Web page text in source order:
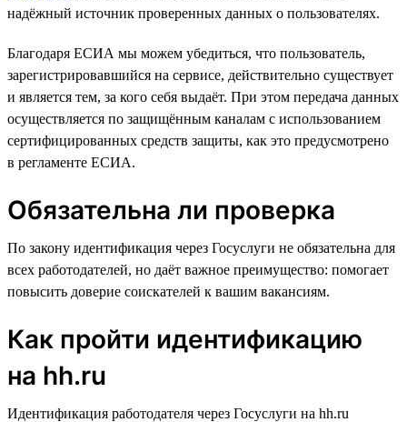
надёжный источник проверенных данных о пользователях.
Благодаря ЕСИА мы можем убедиться, что пользователь,
зарегистрировавшийся на сервисе, действительно существует
и является тем, за кого себя выдаёт. При этом передача данных
осуществляется по защищённым каналам с использованием
сертифицированных средств защиты, как это предусмотрено
в регламенте ЕСИА.
Обязательна ли проверка
По закону идентификация через Госуслуги не обязательна для
всех работодателей, но даёт важное преимущество: помогает
повысить доверие соискателей к вашим вакансиям.
Как пройти идентификацию
на hh.ru
Идентификация работодателя через Госуслуги на hh.ru